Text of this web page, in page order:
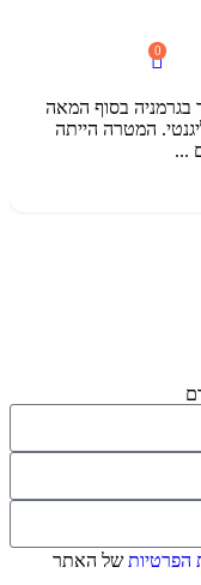
0
בגרמניה בסוף המאה
המטרה הייתה
...
הפרטיות של האתר